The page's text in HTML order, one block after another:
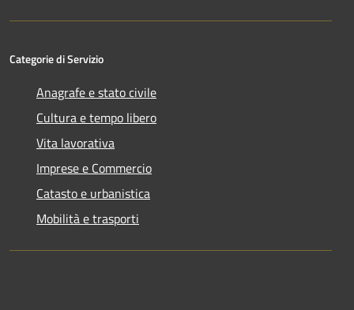
Categorie di Servizio
Anagrafe e stato civile
Cultura e tempo libero
Vita lavorativa
Imprese e Commercio
Catasto e urbanistica
Mobilità e trasporti